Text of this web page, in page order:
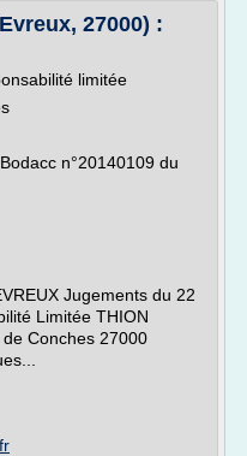
27000) :
limitée
n°20140109 du
Jugements du 22
Limitée THION
de Conches 27000